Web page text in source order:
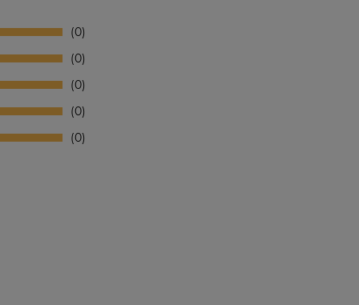
0
0
0
0
0